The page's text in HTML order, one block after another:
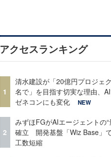
アクセスランキング
1
清水建設が「20億円プロジェ
名で」を目指す切実な理由、
ゼネコンにも変化
NEW
2
みずほFGがAIエージェントの“
確立 開発基盤「Wiz Base」
工数短縮